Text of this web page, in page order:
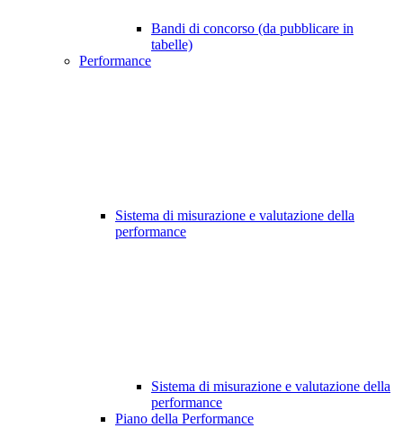
Bandi di concorso (da pubblicare in
tabelle)
Performance
Sistema di misurazione e valutazione della
performance
Sistema di misurazione e valutazione della
performance
Piano della Performance